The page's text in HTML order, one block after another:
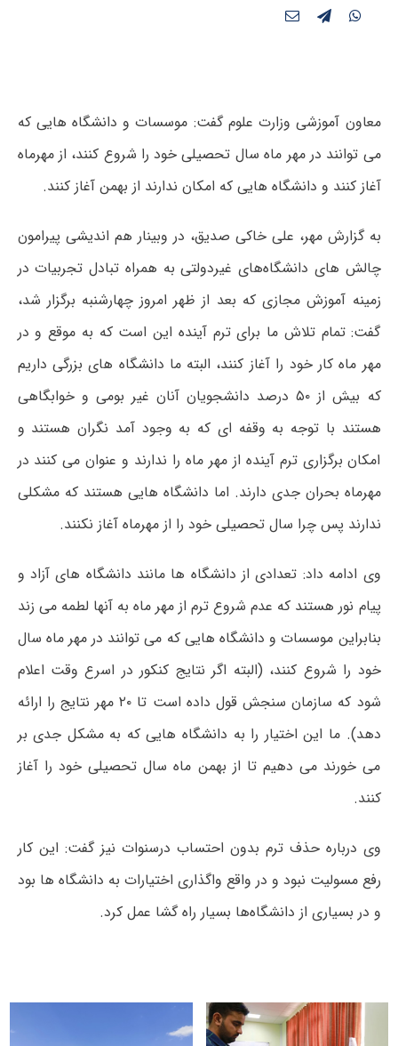
معاون آموزشی وزارت علوم گفت: موسسات و دانشگاه هایی که
می توانند در مهر ماه سال تحصیلی خود را شروع کنند، از مهرماه
آغاز کنند و دانشگاه هایی که امکان ندارند از بهمن آغاز کنند.
به گزارش مهر، علی خاکی صدیق، در وبینار هم اندیشی پیرامون
چالش های دانشگاه‌های غیردولتی به همراه تبادل تجربیات در
زمینه آموزش مجازی که بعد از ظهر امروز چهارشنبه برگزار شد،
گفت: تمام تلاش ما برای ترم آینده این است که به موقع و در
مهر ماه کار خود را آغاز کنند، البته ما دانشگاه های بزرگی داریم
که بیش از ۵۰ درصد دانشجویان آنان غیر بومی و خوابگاهی
هستند با توجه به وقفه ای که به وجود آمد نگران هستند و
امکان برگزاری ترم آینده از مهر ماه را ندارند و عنوان می کنند در
مهرماه بحران جدی دارند. اما دانشگاه هایی هستند که مشکلی
ندارند پس چرا سال تحصیلی خود را از مهرماه آغاز نکنند.
وی ادامه داد: تعدادی از دانشگاه ها مانند دانشگاه های آزاد و
پیام نور هستند که عدم شروع ترم از مهر ماه به آنها لطمه می زند
بنابراین موسسات و دانشگاه هایی که می توانند در مهر ماه سال
خود را شروع کنند، (البته اگر نتایج کنکور در اسرع وقت اعلام
شود که سازمان سنجش قول داده است تا ۲۰ مهر نتایج را ارائه
دهد). ما این اختیار را به دانشگاه هایی که به مشکل جدی بر
می خورند می دهیم تا از بهمن ماه سال تحصیلی خود را آغاز
کنند.
وی درباره حذف ترم بدون احتساب درسنوات نیز گفت: این کار
رفع مسولیت نبود و در واقع واگذاری اختیارات به دانشگاه ها بود
و در بسیاری از دانشگاه‌ها بسیار راه گشا عمل کرد.